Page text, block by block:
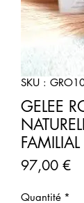
SKU :
GELEE
FAMILIAL
97,00 €Prix
Quantité *